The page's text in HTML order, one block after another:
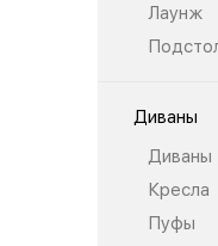
Лаунж
Диваны
Диваны
Кресла
Пуфы